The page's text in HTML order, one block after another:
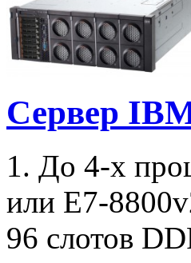
Сервер
1. До 4-х
или E7-
96 слотов